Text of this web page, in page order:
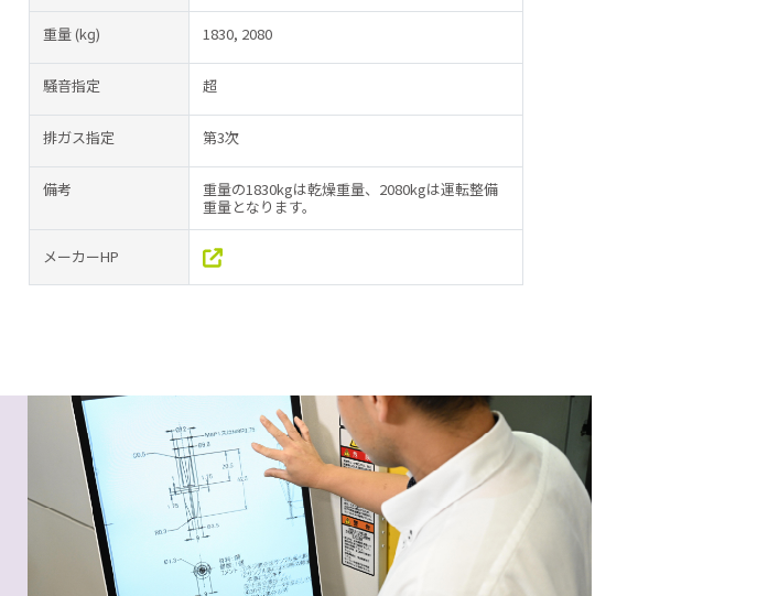
重量(kɡ) 1830, 2080
騒音指定 超
排ガス指定 第3次
備考
重量の1830kgは乾燥重量、2080kgは運転整備
重量となります。
メーカーHP